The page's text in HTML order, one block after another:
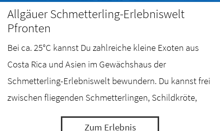
Allgäuer Schmetterling-Erlebniswelt
Pfronten
Bei ca. 25°C kannst Du zahlreiche kleine Exoten aus
Costa Rica und Asien im Gewächshaus der
Schmetterling-Erlebniswelt bewundern. Du kannst frei
zwischen fliegenden Schmetterlingen, Schildkröte,
einem Leguan, Bartagamen und Minipapageien…
Zum Erlebnis